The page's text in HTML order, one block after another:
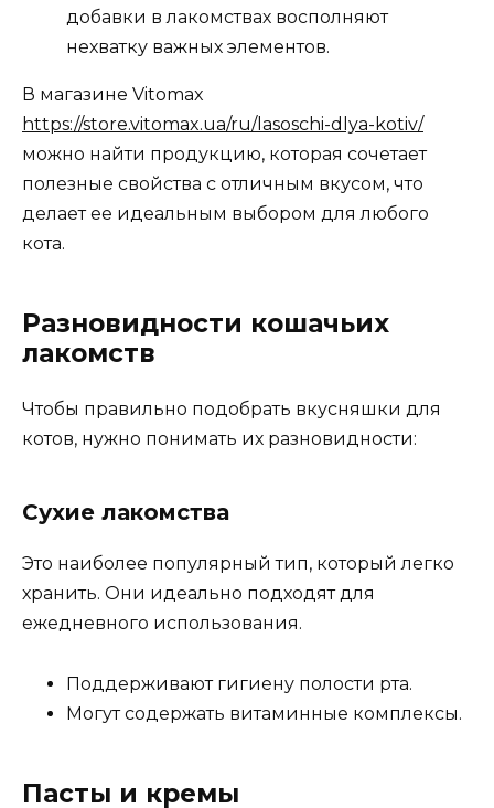
добавки в лакомствах восполняют
нехватку важных элементов.
В магазине Vitomax
https://store.vitomax.ua/ru/lasoschi-dlya-kotiv/
можно найти продукцию, которая сочетает
полезные свойства с отличным вкусом, что
делает ее идеальным выбором для любого
кота.
Разновидности кошачьих
лакомств
Чтобы правильно подобрать вкусняшки для
котов, нужно понимать их разновидности:
Сухие лакомства
Это наиболее популярный тип, который легко
хранить. Они идеально подходят для
ежедневного использования.
Поддерживают гигиену полости рта.
Могут содержать витаминные комплексы.
Пасты и кремы